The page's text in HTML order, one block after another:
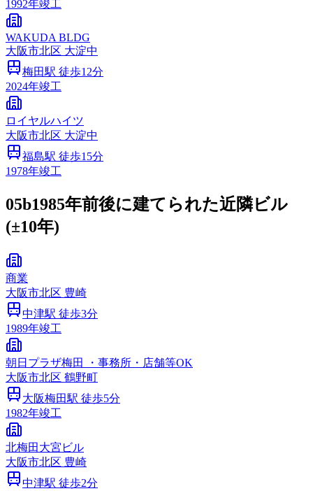
1992年竣工
WAKUDA BLDG
大阪市北区 大淀中
梅田駅 徒歩12分
2024年竣工
ロイヤルハイツ
大阪市北区 大淀中
福島駅 徒歩15分
1978年竣工
05b1985年前後に建てられた近隣ビル
(±10年)
商業
大阪市北区 豊崎
中津駅 徒歩3分
1989年竣工
朝日プラザ梅田 ・事務所・店舗等OK
大阪市北区 鶴野町
大阪梅田駅 徒歩5分
1982年竣工
北梅田大宮ビル
大阪市北区 豊崎
中津駅 徒歩2分